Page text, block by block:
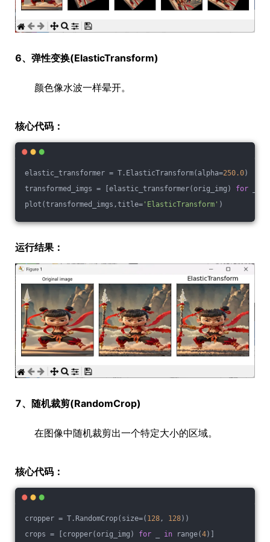
6、弹性变换(ElasticTransform)
颜色像水波一样晕开。
核心代码：
elastic_transformer = T.ElasticTransform(alpha=250.0)
transformed_imgs = [elastic_transformer(orig_img) for
plot(transformed_imgs,title= 'ElasticTransform' )
运行结果：
7、随机裁剪(RandomCrop)
在图像中随机裁剪出一个特定大小的区域。
核心代码：
cropper = T.RandomCrop(size=( 128, 128))
crops = [cropper(orig_img) for in range(4)]